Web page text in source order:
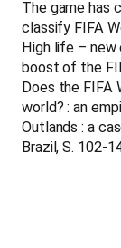
The game has
classify FIFA
High life – new
boost of the
Does the FIFA
world? : an
Outlands : a
Brazil, S. 102-